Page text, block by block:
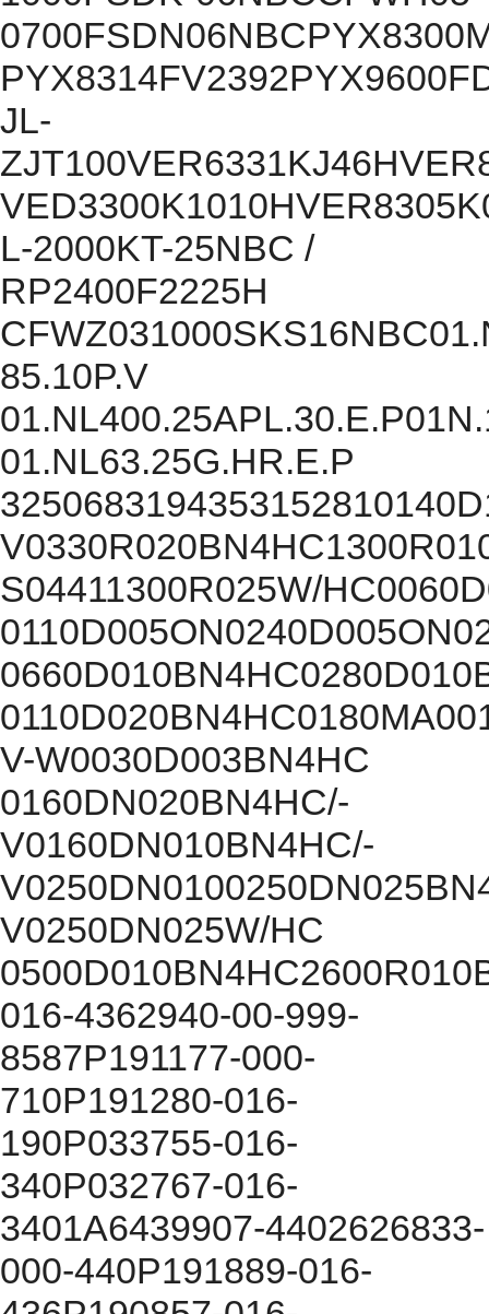
JL-
L-2000KT-25NBC /
RP2400F2225H
85.10P.V
01.NL63.25G.HR.E.P
S04411300R025W/
V-W0030D003BN4HC
0160DN020BN4HC/-
V0160DN010BN4HC/-
V0250DN025W/HC
016-4362940-00-999-
8587P191177-000-
710P191280-016-
190P033755-016-
340P032767-016-
3401A6439907-4402626833-
000-440P191889-016-